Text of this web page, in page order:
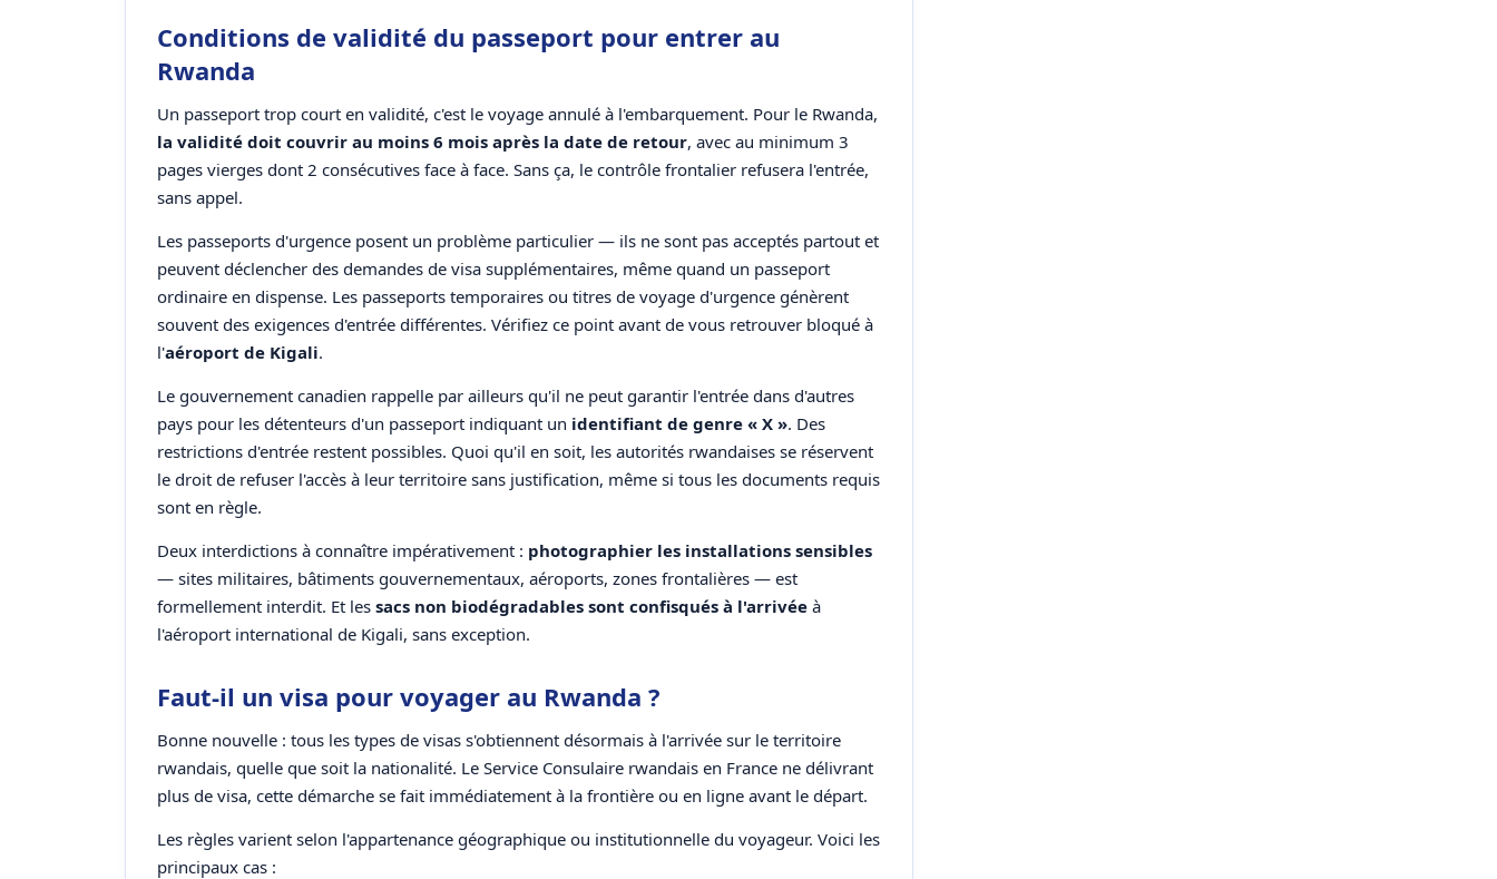
Conditions de validité du passeport pour entrer au
Rwanda
Un passeport trop court en validité, c'est le voyage annulé à l'embarquement. Pour le Rwanda,
la validité doit couvrir au moins 6 mois après la date de retour, avec au minimum 3
pages vierges dont 2 consécutives face à face. Sans ça, le contrôle frontalier refusera l'entrée,
sans appel.
Les passeports d'urgence posent un problème particulier — ils ne sont pas acceptés partout et
peuvent déclencher des demandes de visa supplémentaires, même quand un passeport
ordinaire en dispense. Les passeports temporaires ou titres de voyage d'urgence génèrent
souvent des exigences d'entrée différentes. Vérifiez ce point avant de vous retrouver bloqué à
l'aéroport de Kigali.
Le gouvernement canadien rappelle par ailleurs qu'il ne peut garantir l'entrée dans d'autres
pays pour les détenteurs d'un passeport indiquant un identifiant de genre « X ». Des
restrictions d'entrée restent possibles. Quoi qu'il en soit, les autorités rwandaises se réservent
le droit de refuser l'accès à leur territoire sans justification, même si tous les documents requis
sont en règle.
Deux interdictions à connaître impérativement : photographier les installations sensibles
— sites militaires, bâtiments gouvernementaux, aéroports, zones frontalières — est
formellement interdit. Et les sacs non biodégradables sont confisqués à l'arrivée à
l'aéroport international de Kigali, sans exception.
Faut-il un visa pour voyager au Rwanda ?
Bonne nouvelle : tous les types de visas s'obtiennent désormais à l'arrivée sur le territoire
rwandais, quelle que soit la nationalité. Le Service Consulaire rwandais en France ne délivrant
plus de visa, cette démarche se fait immédiatement à la frontière ou en ligne avant le départ.
Les règles varient selon l'appartenance géographique ou institutionnelle du voyageur. Voici les
principaux cas :